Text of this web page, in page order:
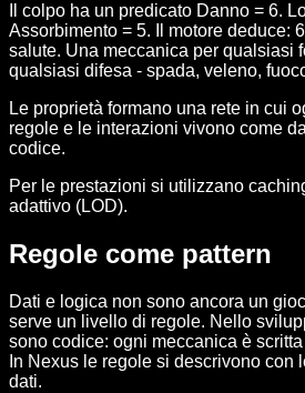
Il colpo ha un predicato Danno = 6.
Assorbimento = 5. Il motore deduce:
salute. Una meccanica per qualsiasi
qualsiasi difesa - spada, veleno,
Le proprietà formano una rete in cui
regole e le interazioni vivono come
codice.
Per le prestazioni si utilizzano
adattivo (LOD).
Regole come pattern
Dati e logica non sono ancora un
serve un livello di regole. Nello
sono codice: ogni meccanica è
In Nexus le regole si descrivono con
dati.